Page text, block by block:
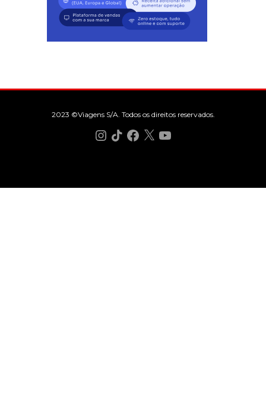
2023 ©Viagens S/A. Todos os direitos reservados.
Instagram
TikTokFacebook
X YouTube